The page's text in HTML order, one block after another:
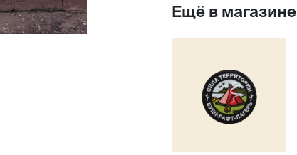
Ещё в магазине